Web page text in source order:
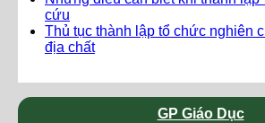
cứu
Thủ tục thành lập tổ chức nghiên
địa chất
GP Giáo Dục